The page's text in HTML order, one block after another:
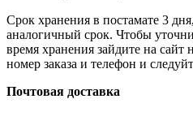
Срок хранения в постамате 3
аналогичный срок. Чтобы
время хранения зайдите на сайт
номер заказа и телефон и
Почтовая доставка